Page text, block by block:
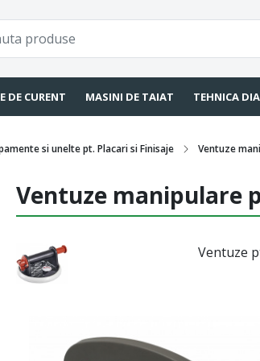
DE CURENT MASINI DE TAIAT TEHNICA
si unelte pt. Placari si Finisaje Ventuze
Ventuze manipulare
Ventuze